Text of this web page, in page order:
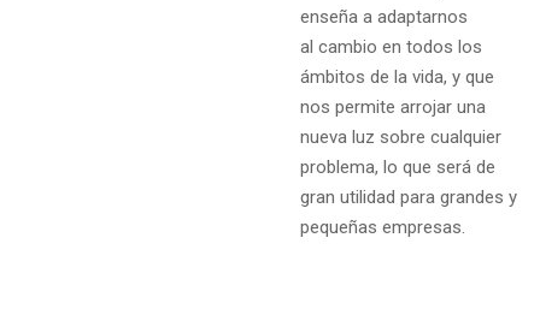
enseña a adaptarnos
al cambio en todos los
ámbitos de la vida, y que
nos permite arrojar una
nueva luz sobre cualquier
problema, lo que será de
gran utilidad para grandes y
pequeñas empresas.